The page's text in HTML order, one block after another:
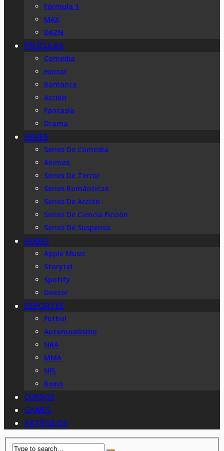
Fórmula 1
MAX
DAZN
PELÍCULAS
Comedia
Horror
Romance
Acción
Fantasía
Drama
SERIES
Series De Comedia
Animes
Series De Terror
Series Románticas
Series De Acción
Series De Ciencia Ficción
Series De Suspenso
AUDIO
Apple Music
Storytel
Spotify
Deezer
DEPORTES
Fútbol
Automovilismo
NBA
MMA
NFL
Boxio
CURSOS
GAMES
ARTÍCULOS